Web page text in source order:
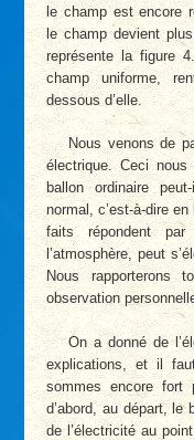
le champ est encore
le champ devient
représente la figure
champ uniforme,
dessous d’elle.
Nous venons de
électrique. Ceci
ballon ordinaire
normal, c’est-à-dire
faits répondent
l’atmosphère, peut
Nous rapporterons
observation
On a donné de
explications, et il
sommes encore fort
d’abord, au départ, le
de l’électricité au